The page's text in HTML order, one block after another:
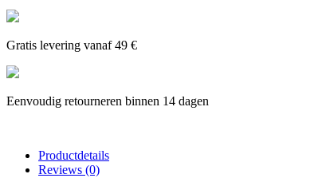
Gratis levering vanaf 49 €
Eenvoudig retourneren binnen 14 dagen
Productdetails
Reviews (0)